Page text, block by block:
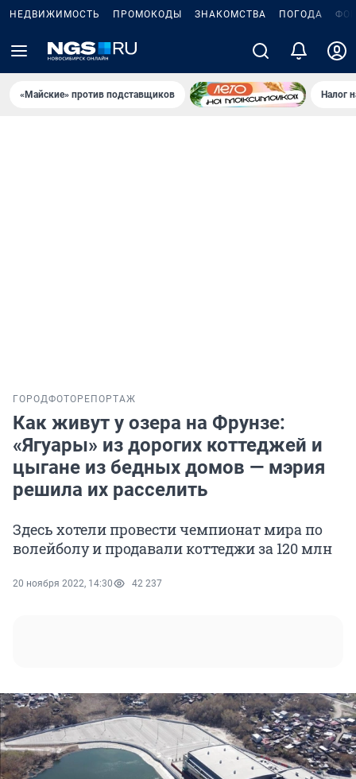
НЕДВИЖИМОСТЬ ПРОМОКОДЫ ЗНАКОМСТВА ПОГОДА
«Майские» против подставщиков Налог
ГОРОДФОТОРЕПОРТАЖ
Как живут у озера на Фрунзе:
«Ягуары» из дорогих коттеджей и
цыгане из бедных домов — мэрия
решила их расселить
Здесь хотели провести чемпионат мира по
волейболу и продавали коттеджи за 120 млн
20 ноября 2022, 14:30 42 237